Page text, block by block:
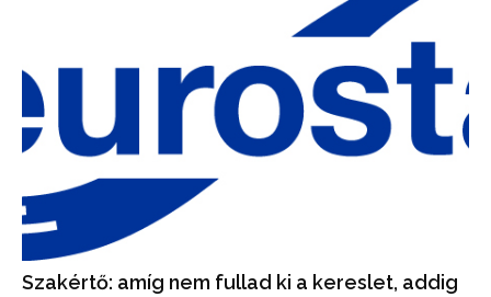
Szakértő: amíg nem fullad ki a kereslet, addig